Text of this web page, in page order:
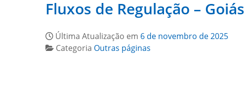
Fluxos de Regulação –
Última Atualização em 6 de novembro de 2025
Categoria Outras páginas